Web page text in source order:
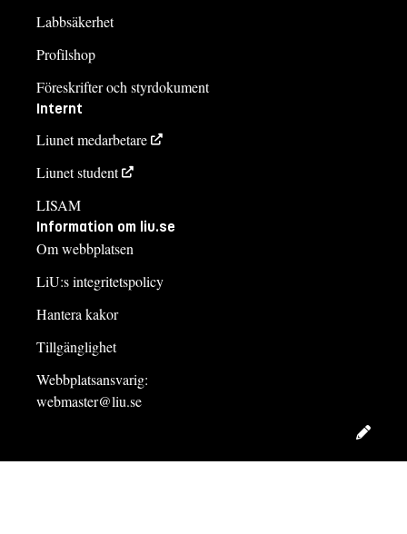
Labbsäkerhet
Profilshop
Föreskrifter och styrdokument
Internt
Liunet medarbetare
Liunet student
LISAM
Information om liu.se
Om webbplatsen
LiU:s integritetspolicy
Hantera kakor
Tillgänglighet
Webbplatsansvarig:
webmaster@liu.se